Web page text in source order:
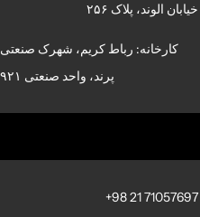
خیابان الوند، پلاک ۲۵۶
کارخانه: رباط کریم، شهرک صنعتی
پرند، واحد صنعتی ۹۲۱
71057697 21 98+